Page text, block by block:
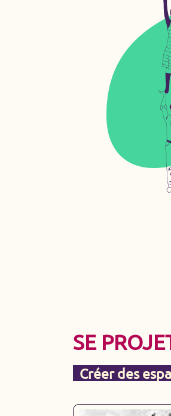
SE
Créer des